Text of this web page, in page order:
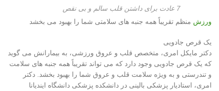
7 عادت برای داشتن قلب سالم و بی نقص
ورزش منظم تقریباً همه جنبه های سلامتی شما را بهبود می بخشد
یک قرص جادویی
دکتر مایکل امری، متخصص قلب و عروق ورزشی، به بیمارانش می گوید
که یک قرص جادویی وجود دارد که می تواند تقریباً همه جنبه های سلامت
و تندرستی و به ویژه سلامت قلب و عروق شما را بهبود بخشد. دکتر
امری، استادیار پزشکی بالینی در دانشکده پزشکی دانشگاه ایندیانا